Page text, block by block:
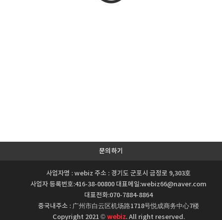
문의하기
사업자명 : webiz 주소 : 경기도 군포시 금정로 9,303호
사업자 등록번호:416-38-00800 대표메일:webiz66@naver.com
대표전화:070-7884-8864
중국내주소 : 广州市白云区机场路1718号悦成商务中心7楼
Copyright 2021 ©webiz. All right reserved.